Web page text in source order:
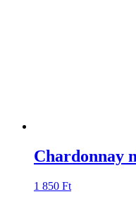
Chardonnay
1 850 Ft